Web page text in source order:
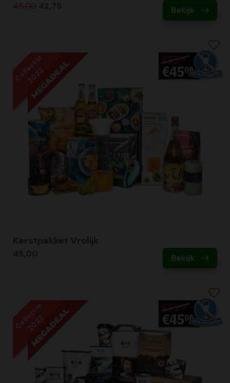
45,00 Bekijk
Collectie
2022
Bekijk
Collectie
2022